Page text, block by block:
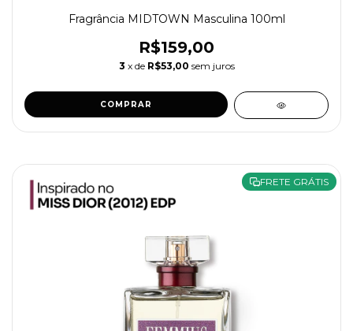
Fragrância MIDTOWN Masculina 100ml
R$159,00
3 x de R$53,00 sem juros
COMPRAR
FRETE GRÁTIS